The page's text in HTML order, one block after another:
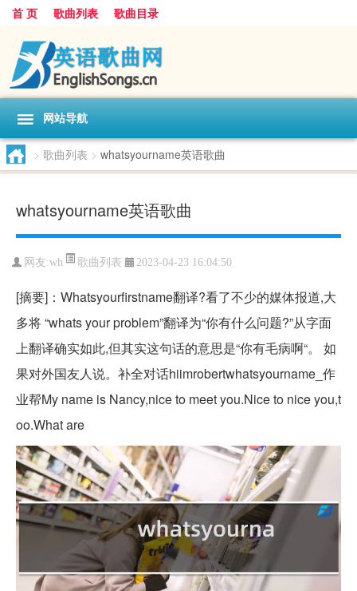
首 页 歌曲列表 歌曲目录
网站导航
> 歌曲列表 > whatsyourname英语歌曲
whatsyourname英语歌曲
网友:wh 歌曲列表 2023-04-23 16:04:50
[摘要]：Whatsyourfirstname翻译?看了不少的媒体报道,大
多将 “whats your problem”翻译为“你有什么问题?”从字面
上翻译确实如此,但其实这句话的意思是“你有毛病啊“。 如
果对外国友人说。补全对话hiimrobertwhatsyourname_作
业帮My name is Nancy,nice to meet you.Nice to nice you,t
oo.What are